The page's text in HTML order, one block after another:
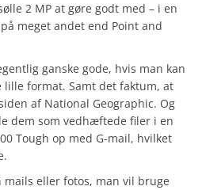
2 MP at gøre godt med – i en
meget andet end Point and
ganske gode, hvis man kan
lille format. Samt det faktum, at
af National Geographic. Og
dem som vedhæftede filer i en
Tough op med G-mail, hvilket
mails eller fotos, man vil bruge